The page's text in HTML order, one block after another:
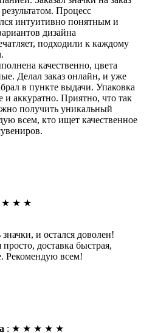
Процесс
интуитивно понятным и
дизайна
подходили к каждому
качественно, цвета
Делал заказ онлайн, и уже
в пункте выдачи. Упаковка
и аккуратно. Приятно, что так
получить уникальный
всем, кто ищет качественное
★ ★ ★
значки, и остался доволен!
просто, доставка быстрая,
Рекомендую всем!
: ★ ★ ★ ★ ★